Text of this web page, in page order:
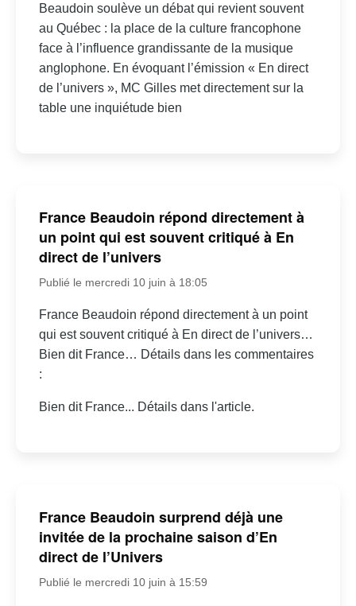
Beaudoin soulève un débat qui revient souvent
au Québec : la place de la culture francophone
face à l’influence grandissante de la musique
anglophone. En évoquant l’émission « En direct
de l’univers », MC Gilles met directement sur la
table une inquiétude bien
France Beaudoin répond directement à
un point qui est souvent critiqué à En
direct de l’univers
Publié le mercredi 10 juin à 18:05
France Beaudoin répond directement à un point
qui est souvent critiqué à En direct de l’univers…
Bien dit France… Détails dans les commentaires
:
Bien dit France... Détails dans l'article.
France Beaudoin surprend déjà une
invitée de la prochaine saison d’En
direct de l’Univers
Publié le mercredi 10 juin à 15:59